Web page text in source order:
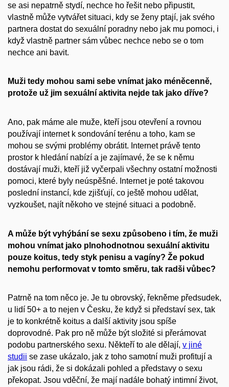
se asi nepatrně stydí, nechce ho řešit nebo připustit,
vlastně může vytvářet situaci, kdy se ženy ptají, jak svého
partnera dostat do sexuální poradny nebo jak mu pomoci, i
když vlastně partner sám vůbec nechce nebo se o tom
nechce ani bavit.
Muži tedy mohou sami sebe vnímat jako méněcenně,
protože už jim sexuální aktivita nejde tak jako dříve?
Ano, pak máme ale muže, kteří jsou otevření a rovnou
používají internet k sondování terénu a toho, kam se
mohou se svými problémy obrátit. Internet právě tento
prostor k hledání nabízí a je zajímavé, že se k němu
dostávají muži, kteří již vyčerpali všechny ostatní možnosti
pomoci, které byly neúspěšné. Internet je poté takovou
poslední instancí, kde zjišťují, co ještě mohou udělat,
vyzkoušet, najít někoho ve stejné situaci a podobně.
A může být vyhýbání se sexu způsobeno i tím, že muži
mohou vnímat jako plnohodnotnou sexuální aktivitu
pouze koitus, tedy styk penisu a vagíny? Že pokud
nemohu performovat v tomto směru, tak radši vůbec?
Patrně na tom něco je. Je tu obrovský, řekněme předsudek,
u lidí 50+ a to nejen v Česku, že když si představí sex, tak
je to konkrétně koitus a další aktivity jsou spíše
doprovodné. Pak pro ně může být složité si přerámovat
podobu partnerského sexu. Někteří to ale dělají, v jiné
studii se zase ukázalo, jak z toho samotní muži profitují a
jak jsou rádi, že si dokázali pohled a představy o sexu
překopat. Jsou vděční, že mají nadále bohatý intimní život,